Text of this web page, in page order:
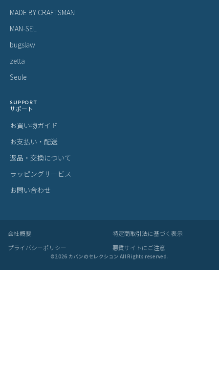
MADE BY CRAFTSMAN
MAN-SEL
bugslaw
zetta
Seule
SUPPORT
サポート
お買い物ガイド
お支払い・配送
返品・交換について
ラッピングサービス
お問い合わせ
会社概要
特定商取引法に基づく表示
プライバシーポリシー
悪質サイトにご注意
©2026 カバンのセレクション All Rights reserved.